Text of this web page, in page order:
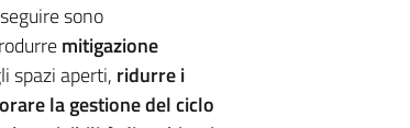
sono
mitigazione
spazi aperti, ridurre i
la gestione del ciclo